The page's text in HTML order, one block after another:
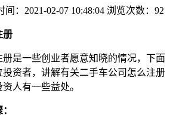
：2021-02-07 10:48:04 浏览次数：92
册
一些创业者愿意知晓的情况，下面
资者，讲解有关二手车公司怎么注册
人有一些益处。